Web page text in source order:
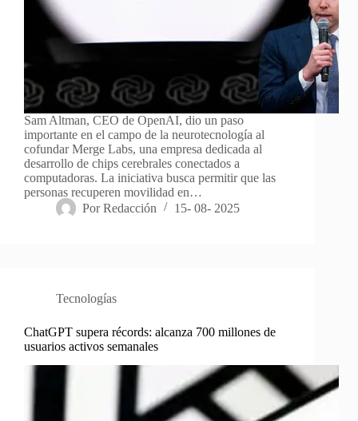
Sam Altman, CEO de OpenAI, dio un paso
importante en el campo de la neurotecnología al
cofundar Merge Labs, una empresa dedicada al
desarrollo de chips cerebrales conectados a
computadoras. La iniciativa busca permitir que las
personas recuperen movilidad en…
Por Redacción 15- 08- 2025
Tecnologías
ChatGPT supera récords: alcanza 700 millones de
usuarios activos semanales